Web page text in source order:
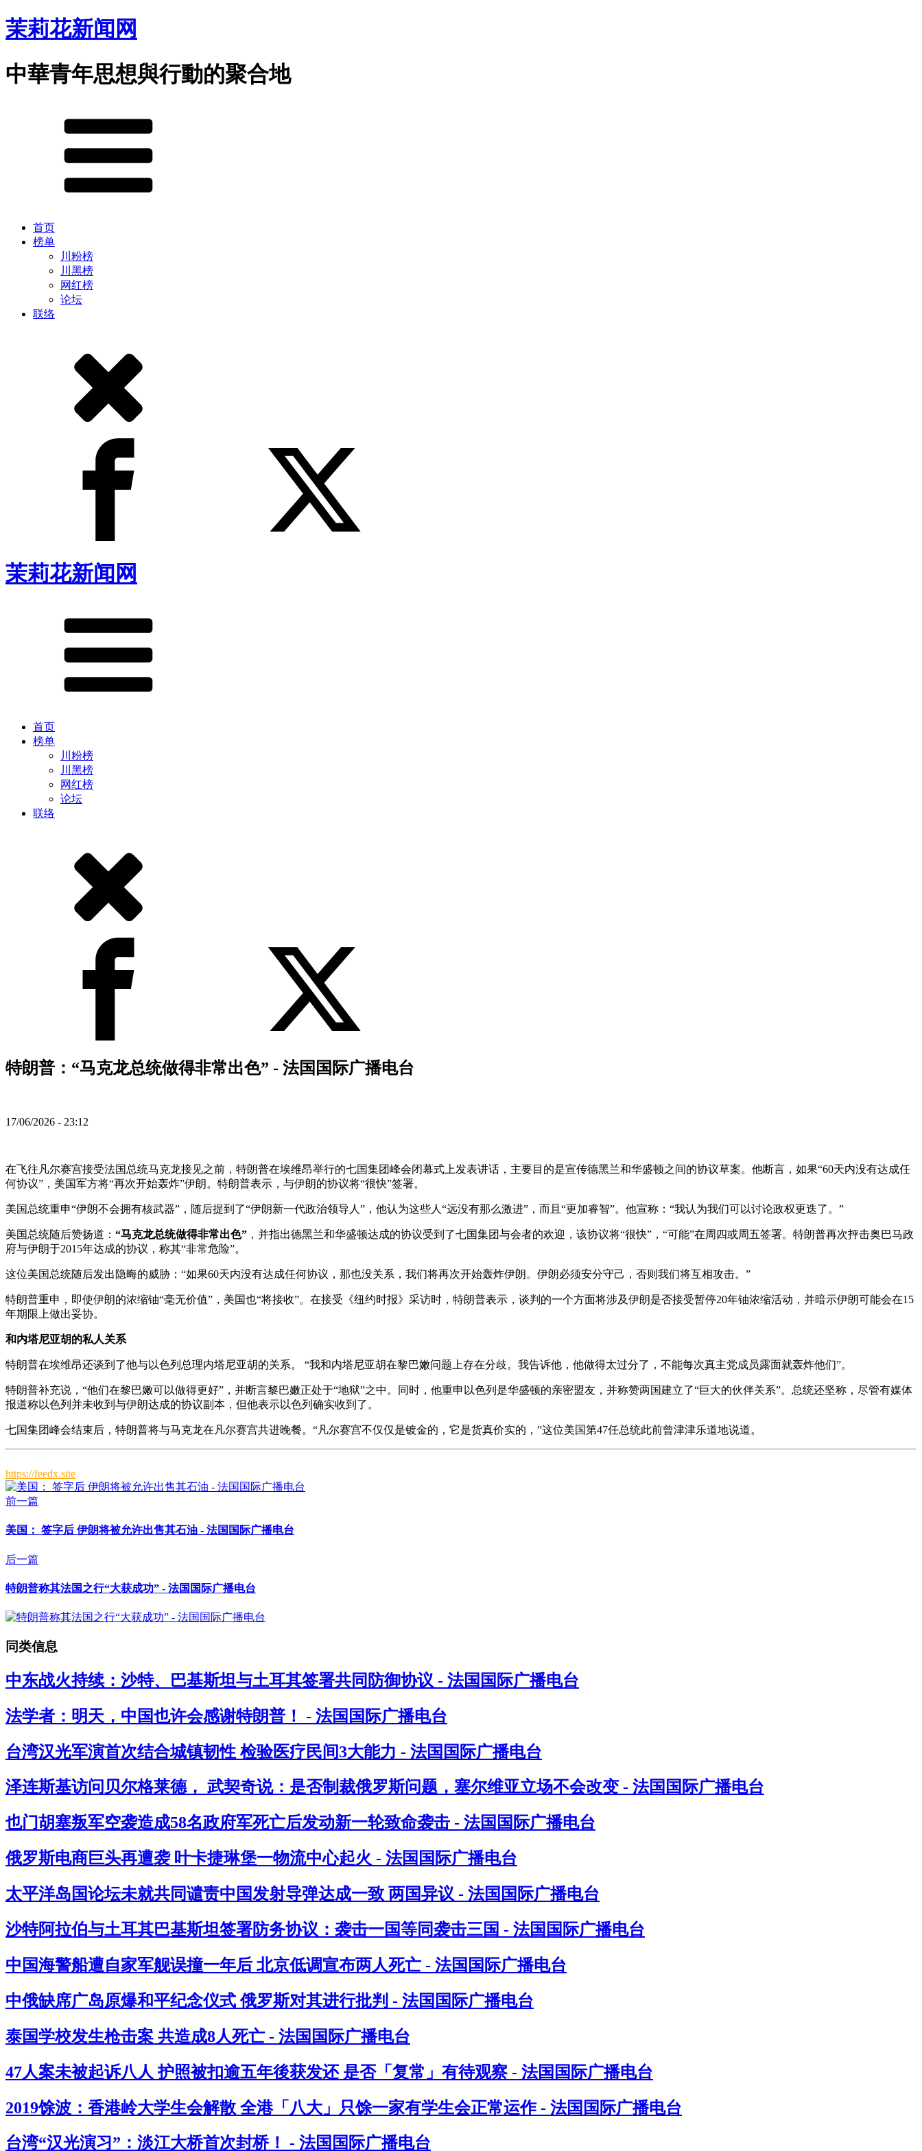
茉莉花新闻网
中華青年思想與行動的聚合地
首页
榜单
川粉榜
川黑榜
网红榜
论坛
联络
茉莉花新闻网
首页
榜单
川粉榜
川黑榜
网红榜
论坛
联络
特朗普：“马克龙总统做得非常出色” - 法国国际广播电台
17/06/2026 - 23:12
在飞往凡尔赛宫接受法国总统马克龙接见之前，特朗普在埃维昂举行的七国集团峰会闭幕式上发表讲话，主要目的是宣传德黑兰和华盛顿之间的协议草案。他断言，如果“60天内没有达成任
何协议”，美国军方将“再次开始轰炸”伊朗。特朗普表示，与伊朗的协议将“很快”签署。
美国总统重申“伊朗不会拥有核武器”，随后提到了“伊朗新一代政治领导人”，他认为这些人“远没有那么激进”，而且“更加睿智”。他宣称：“我认为我们可以讨论政权更迭了。”
美国总统随后赞扬道： “马克龙总统做得非常出色” ，并指出德黑兰和华盛顿达成的协议受到了七国集团与会者的欢迎，该协议将“很快”，“可能”在周四或周五签署。特朗普再次抨击奥巴马政
府与伊朗于2015年达成的协议，称其“非常危险”。
这位美国总统随后发出隐晦的威胁：“如果60天内没有达成任何协议，那也没关系，我们将再次开始轰炸伊朗。伊朗必须安分守己，否则我们将互相攻击。”
特朗普重申，即使伊朗的浓缩铀“毫无价值”，美国也“将接收”。在接受《纽约时报》采访时，特朗普表示，谈判的一个方面将涉及伊朗是否接受暂停20年铀浓缩活动，并暗示伊朗可能会在15
年期限上做出妥协。
和内塔尼亚胡的私人关系
特朗普在埃维昂还谈到了他与以色列总理内塔尼亚胡的关系。 “我和内塔尼亚胡在黎巴嫩问题上存在分歧。我告诉他，他做得太过分了，不能每次真主党成员露面就轰炸他们”。
特朗普补充说，“他们在黎巴嫩可以做得更好”，并断言黎巴嫩正处于“地狱”之中。同时，他重申以色列是华盛顿的亲密盟友，并称赞两国建立了“巨大的伙伴关系”。总统还坚称，尽管有媒体
报道称以色列并未收到与伊朗达成的协议副本，但他表示以色列确实收到了。
七国集团峰会结束后，特朗普将与马克龙在凡尔赛宫共进晚餐。“凡尔赛宫不仅仅是镀金的，它是货真价实的，”这位美国第47任总统此前曾津津乐道地说道。
https://feedx.site
前一篇
美国： 签字后 伊朗将被允许出售其石油 - 法国国际广播电台
后一篇
特朗普称其法国之行“大获成功” - 法国国际广播电台
同类信息
中东战火持续：沙特、巴基斯坦与土耳其签署共同防御协议 - 法国国际广播电台
法学者：明天，中国也许会感谢特朗普！ - 法国国际广播电台
台湾汉光军演首次结合城镇韧性 检验医疗民间3大能力 - 法国国际广播电台
泽连斯基访问贝尔格莱德， 武契奇说：是否制裁俄罗斯问题，塞尔维亚立场不会改变 - 法国国际广播电台
也门胡塞叛军空袭造成58名政府军死亡后发动新一轮致命袭击 - 法国国际广播电台
俄罗斯电商巨头再遭袭 叶卡捷琳堡一物流中心起火 - 法国国际广播电台
太平洋岛国论坛未就共同谴责中国发射导弹达成一致 两国异议 - 法国国际广播电台
沙特阿拉伯与土耳其巴基斯坦签署防务协议：袭击一国等同袭击三国 - 法国国际广播电台
中国海警船遭自家军舰误撞一年后 北京低调宣布两人死亡 - 法国国际广播电台
中俄缺席广岛原爆和平纪念仪式 俄罗斯对其进行批判 - 法国国际广播电台
泰国学校发生枪击案 共造成8人死亡 - 法国国际广播电台
47人案未被起诉八人 护照被扣逾五年後获发还 是否「复常」有待观察 - 法国国际广播电台
2019馀波：香港岭大学生会解散 全港「八大」只馀一家有学生会正常运作 - 法国国际广播电台
台湾“汉光演习”：淡江大桥首次封桥！ - 法国国际广播电台